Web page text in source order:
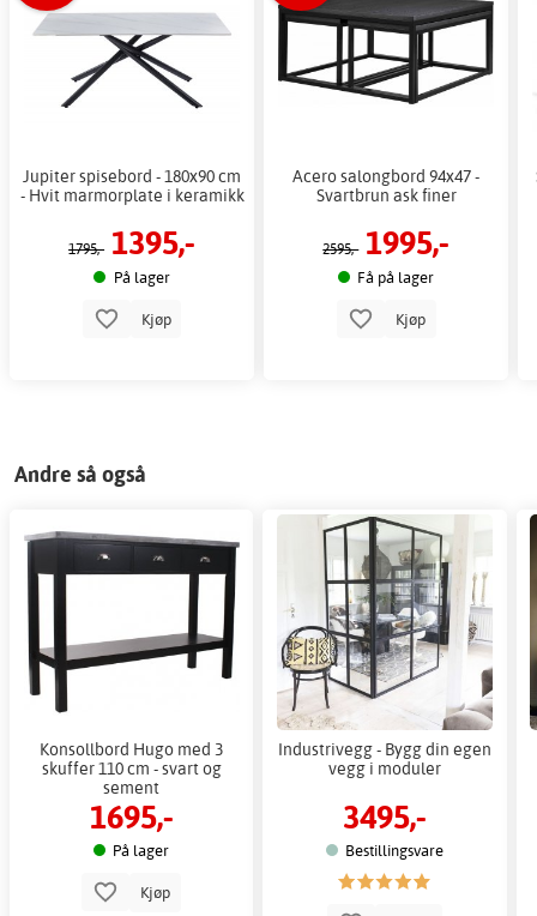
Jupiter spisebord - 180x90 cm
- Hvit marmorplate i keramikk
1795,- 1395,-
På lager
Kjøp
Acero salongbord 94x47 -
Svartbrun ask finer
2595,- 1995,-
Få på lager
Kjøp
Andre så også
Konsollbord Hugo med 3
skuffer 110 cm - svart og
sement
1695,-
På lager
Kjøp
Industrivegg - Bygg din egen
vegg i moduler
3495,-
Bestillingsvare